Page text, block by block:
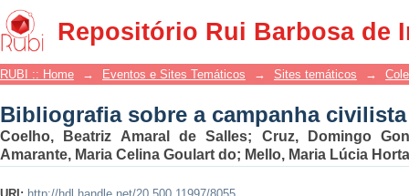
Repositório Rui Barbosa de
Bibliografia sobre a campanha civilista
RUBI :: Home → Eventos e Sites Temáticos → Sites temáticos →
Bibliografia sobre a campanha civilista
Coelho, Beatriz Amaral de Salles; Cruz, Domingo
Amarante, Maria Celina Goulart do; Mello, Maria Lúcia